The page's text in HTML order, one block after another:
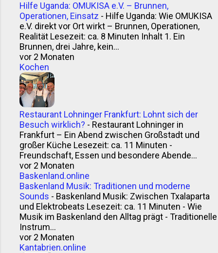
Hilfe Uganda: OMUKISA e.V. – Brunnen,
Operationen, Einsatz - Hilfe Uganda: Wie OMUKISA
e.V. direkt vor Ort wirkt – Brunnen, Operationen,
Realität Lesezeit: ca. 8 Minuten Inhalt 1. Ein
Brunnen, drei Jahre, kein...
vor 2 Monaten
Kochen
Restaurant Lohninger Frankfurt: Lohnt sich der
Besuch wirklich? - Restaurant Lohninger in
Frankfurt – Ein Abend zwischen Großstadt und
großer Küche Lesezeit: ca. 11 Minuten -
Freundschaft, Essen und besondere Abende...
vor 2 Monaten
Baskenland.online
Baskenland Musik: Traditionen und moderne
Sounds - Baskenland Musik: Zwischen Txalaparta
und Elektrobeats Lesezeit: ca. 11 Minuten - Wie
Musik im Baskenland den Alltag prägt - Traditionelle
Instrum...
vor 2 Monaten
Kantabrien.online